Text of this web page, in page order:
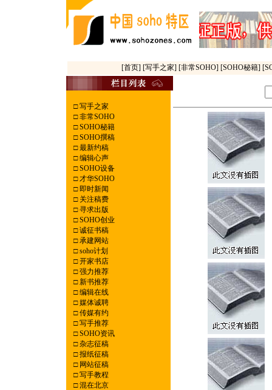
[首页] [写手之家] [非常SOHO] [SOHO秘籍]
□写手之家
□非常SOHO
□SOHO秘籍
□SOHO撰稿
□最新约稿
□编辑心声
□SOHO设备
□才华SOHO
□即时新闻
□关注稿费
□寻求出版
□SOHO创业
□诚征书稿
□承建网站
□soho计划
□开家书店
□强力推荐
□新书推荐
□编辑在线
□媒体诚聘
□传媒有约
□写手推荐
□SOHO资讯
□杂志征稿
□报纸征稿
□网站征稿
□写手教程
□混在北京